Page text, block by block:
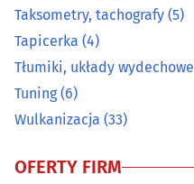
Stacje paliw(26)
Taksometry, tachografy
Tapicerka(4)
Tłumiki, układy wydechowe
Taksometry, tachografy (5)
Tapicerka (4)
Tłumiki, układy wydechowe
Tuning(6)
Wulkanizacja (33)
OFERTY FIRM